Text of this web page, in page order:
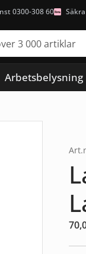
0300-308 60
Arbetsbelysning